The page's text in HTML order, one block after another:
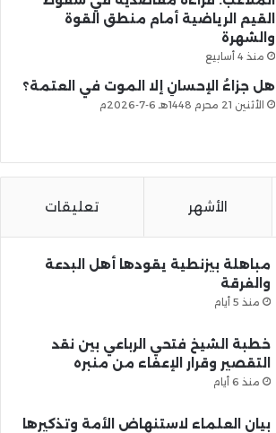
القيم الرياضية أمام منطق القوة
والشهرة
منذ 4 أسابيع
هل جزاءُ الإحسانِ إلا الموت في العتمة؟
الأثنين 21 محرم 1448هـ 6-7-2026م
الأشهر تعليقات
مباهلة بيزنطية يقودها أهل البدعة
والفرقة
منذ 5 أيام
خطبة الشيخ فتحي الرباعي بين نقد
التقصير وقرار الإعفاء من منبره
منذ 6 أيام
بيان العلماء لاستنهاض الأمة وتذكيرها